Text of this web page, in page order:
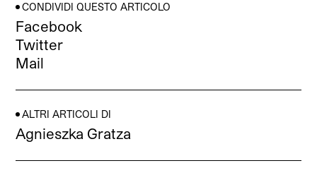
CONDIVIDI QUESTO ARTICOLO
Facebook
Twitter
Mail
ALTRI ARTICOLI DI
Agnieszka Gratza